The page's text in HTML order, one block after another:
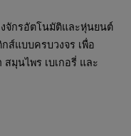
จักรอัตโนมัติและหุ่นยนต์
ส์แบบครบวงจร เพื่อ
มุนไพร เบเกอรี่ และ